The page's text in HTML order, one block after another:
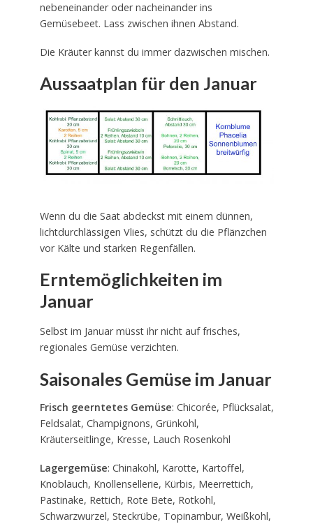
nebeneinander oder nacheinander ins
Gemüsebeet. Lass zwischen ihnen Abstand.
Die Kräuter kannst du immer dazwischen mischen.
Aussaatplan für den Januar
Wenn du die Saat abdeckst mit einem dünnen,
lichtdurchlässigen Vlies, schützt du die Pflänzchen
vor Kälte und starken Regenfällen.
Erntemöglichkeiten im
Januar
Selbst im Januar müsst ihr nicht auf frisches,
regionales Gemüse verzichten.
Saisonales Gemüse im Januar
Frisch geerntetes Gemüse: Chicorée, Pflücksalat,
Feldsalat, Champignons, Grünkohl,
Kräuterseitlinge, Kresse, Lauch Rosenkohl
Lagergemüse: Chinakohl, Karotte, Kartoffel,
Knoblauch, Knollensellerie, Kürbis, Meerrettich,
Pastinake, Rettich, Rote Bete, Rotkohl,
Schwarzwurzel, Steckrübe, Topinambur, Weißkohl,